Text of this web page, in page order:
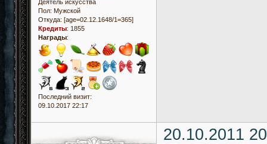
Деятель искусства
Пол: Мужской
Откуда: [age=02.12.1648/1=365]
Кредиты: 1855
Награды:
Последний визит:
09.10.2017 22:17
20.10.2011